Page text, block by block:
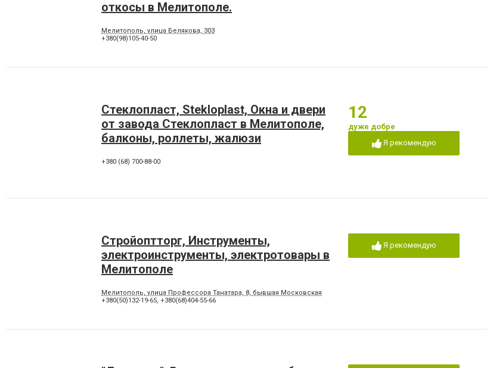
откосы в Мелитополе.
Мелитополь, улица Белякова, 303
+380(98)105-40-50
Стеклопласт, Stekloplast, Окна и двери
от завода Стеклопласт в Мелитополе,
балконы, роллеты, жалюзи
+380 (68) 700-88-00
12
дуже добре
Я рекомендую
Стройоптторг, Инструменты,
электроинструменты, электротовары в
Мелитополе
Мелитополь, улица Профессора Танатара, 8, бывшая Московская
+380(50)132-19-65, +380(68)404-55-66
Я рекомендую